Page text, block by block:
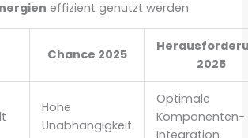
effizient genutzt werden.
Chance 2025
2025
Hohe
Unabhängigkeit
Optimale
Komponenten-